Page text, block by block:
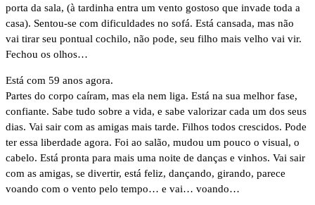
porta da sala, (à tardinha entra um vento gostoso que invade toda a
casa). Sentou-se com dificuldades no sofá. Está cansada, mas não
vai tirar seu pontual cochilo, não pode, seu filho mais velho vai vir.
Fechou os olhos…
Está com 59 anos agora.
Partes do corpo caíram, mas ela nem liga. Está na sua melhor fase,
confiante. Sabe tudo sobre a vida, e sabe valorizar cada um dos seus
dias. Vai sair com as amigas mais tarde. Filhos todos crescidos. Pode
ter essa liberdade agora. Foi ao salão, mudou um pouco o visual, o
cabelo. Está pronta para mais uma noite de danças e vinhos. Vai sair
com as amigas, se divertir, está feliz, dançando, girando, parece
voando com o vento pelo tempo… e vai… voando…